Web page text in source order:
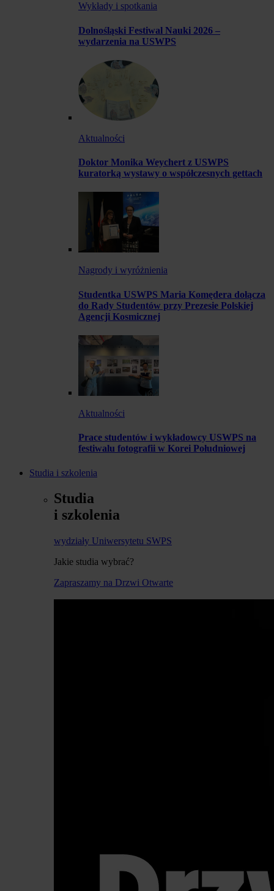
Wykłady i spotkania
Dolnośląski Festiwal Nauki 2026 –
wydarzenia na USWPS
Aktualności
Doktor Monika Weychert z USWPS
kuratorką wystawy o współczesnych gettach
Nagrody i wyróżnienia
Studentka USWPS Maria Komędera dołącza
do Rady Studentów przy Prezesie Polskiej
Agencji Kosmicznej
Aktualności
Prace studentów i wykładowcy USWPS na
festiwalu fotografii w Korei Południowej
Studia i szkolenia
Studia
i szkolenia
wydziały Uniwersytetu SWPS
Jakie studia wybrać?
Zapraszamy na Drzwi Otwarte